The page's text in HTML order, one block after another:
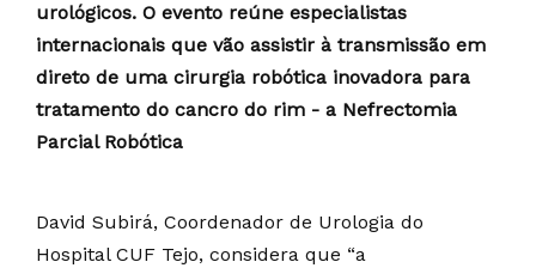
urológicos. O evento reúne especialistas
internacionais que vão assistir à transmissão em
direto de uma cirurgia robótica inovadora para
tratamento do cancro do rim - a Nefrectomia
Parcial Robótica
David Subirá, Coordenador de Urologia do
Hospital CUF Tejo, considera que “a